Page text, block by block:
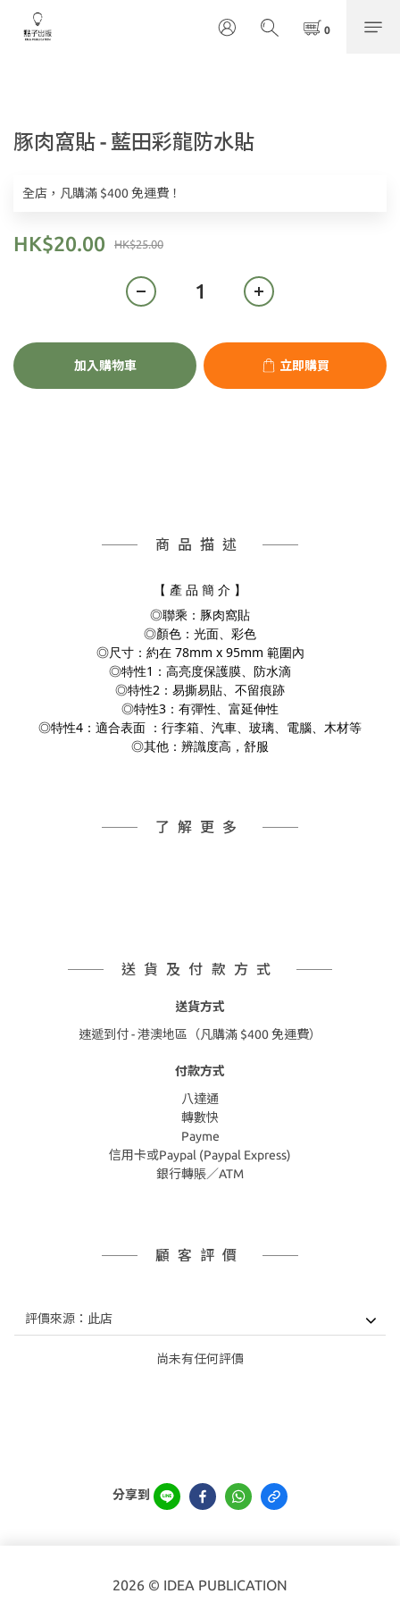
豚肉窩貼 - 藍田彩龍防水貼
全店，凡購滿 $400 免運費！
HK$25.00
HK$20.00
加入購物車 立即購買
商品描述
【 產 品 簡 介 】
◎聯乘：豚肉窩貼
◎顏色：光面、彩色
◎尺寸：約在 78mm x 95mm 範圍內
◎特性1：高亮度保護膜、防水滴
◎特性2：易撕易貼、不留痕跡
◎特性3：有彈性、富延伸性
◎特性4：適合表面 ：行李箱、汽車、玻璃、電腦、 木材等
◎其他：辨識度高，舒服
了解更多
送貨及付款方式
送貨方式
速遞到付 - 港澳地區（凡購滿 $400 免運費）
付款方式
八達通
轉數快
Payme
信用卡或Paypal (Paypal Express)
銀行轉賬／ATM
顧客評價
尚未有任何評價
分享到
2026 © IDEA PUBLICATION